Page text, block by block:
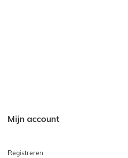
Mijn account
Registreren